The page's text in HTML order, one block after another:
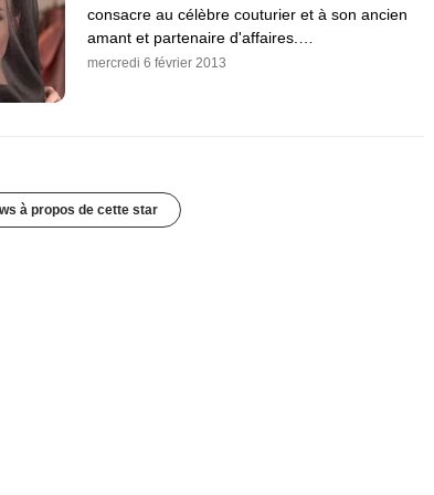
consacre au célèbre couturier et à son ancien
amant et partenaire d'affaires.…
mercredi 6 février 2013
à propos de cette star